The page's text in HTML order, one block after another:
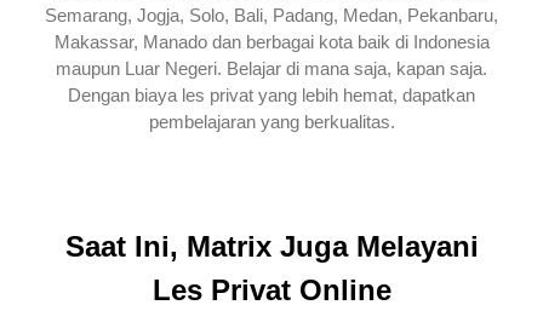
Semarang, Jogja, Solo, Bali, Padang, Medan, Pekanbaru,
Makassar, Manado dan berbagai kota baik di Indonesia
maupun Luar Negeri. Belajar di mana saja, kapan saja.
Dengan biaya les privat yang lebih hemat, dapatkan
pembelajaran yang berkualitas.
Saat Ini, Matrix Juga Melayani
Les Privat Online